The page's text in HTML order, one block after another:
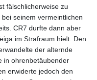
fälschlicherweise zu
seinem vermeintlichen
CR7 durfte dann aber
im Strafraum hielt. Den
der alternde
in ohrenbetäubender
erwiderte jedoch den